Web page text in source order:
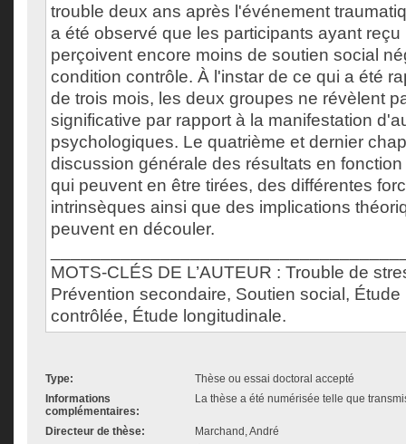
trouble deux ans après l'événement
a été observé que les participants ayant reçu
perçoivent encore moins de soutien social
condition contrôle. À l'instar de ce qui a été
de trois mois, les deux groupes ne révèlent
significative par rapport à la manifestation
psychologiques. Le quatrième et dernier
discussion générale des résultats en
qui peuvent en être tirées, des différentes
intrinsèques ainsi que des implications
peuvent en découler.
MOTS-CLÉS DE L’AUTEUR : Trouble de
Prévention secondaire, Soutien social,
contrôlée, Étude longitudinale.
Type:
Thèse ou essai doctoral accepté
Informations
complémentaires:
La thèse a été numérisée telle que
Directeur de thèse: Marchand, André